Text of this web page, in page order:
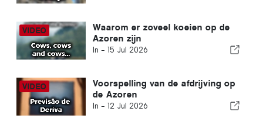
Waarom er zoveel koeien op de
Azoren zijn
In - 15 Jul 2026
Voorspelling van de afdrijving op
de Azoren
In - 12 Jul 2026